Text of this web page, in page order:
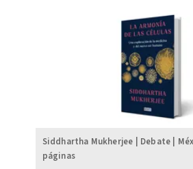
Siddhartha Mukherjee | Debate |
páginas